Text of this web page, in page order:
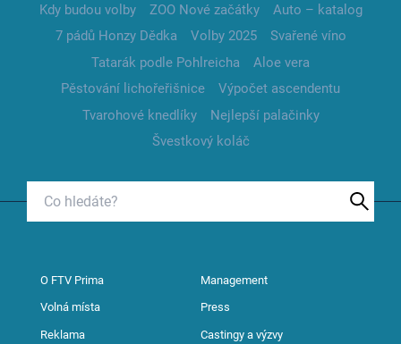
Kdy budou volby
ZOO Nové začátky
Auto – katalog
7 pádů Honzy Dědka
Volby 2025
Svařené víno
Tatarák podle Pohlreicha
Aloe vera
Pěstování lichořeřišnice
Výpočet ascendentu
Tvarohové knedlíky
Nejlepší palačinky
Švestkový koláč
O FTV Prima Management
Volná místa Press
Reklama Castingy a výzvy